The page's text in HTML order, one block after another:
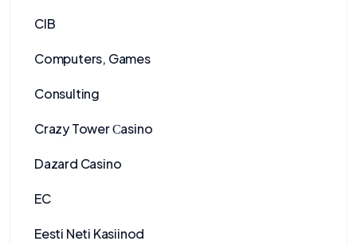
CIB
Computers, Games
Consulting
Crazy Tower Сasino
Dazard Casino
EC
Eesti Neti Kasiinod